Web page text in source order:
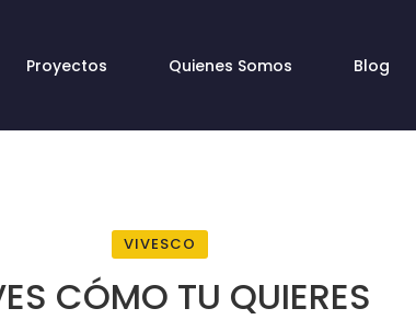
Proyectos Quienes Somos Blog
VIVESCO
CÓMO TU QUIERES